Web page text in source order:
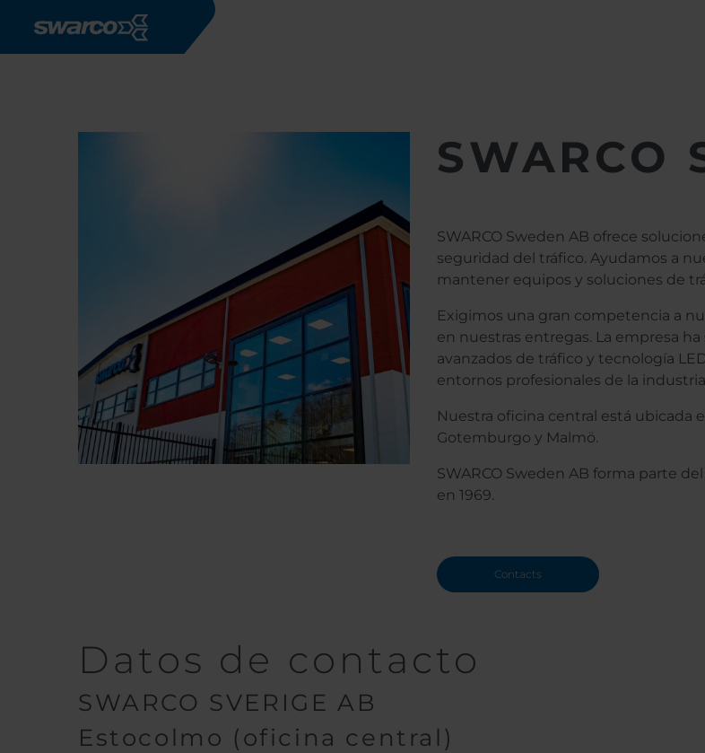
SWARCO
SWARCO Sweden AB ofrece
seguridad del tráfico. Ayudamos a
mantener equipos y soluciones de
Exigimos una gran competencia a
en nuestras entregas. La empresa
avanzados de tráfico y tecnología
entornos profesionales de la
Nuestra oficina central está ubicada
Gotemburgo y Malmö.
SWARCO Sweden AB forma parte
en 1969.
Contacts
Datos de contacto
SWARCO SVERIGE AB
Estocolmo (oficina central)